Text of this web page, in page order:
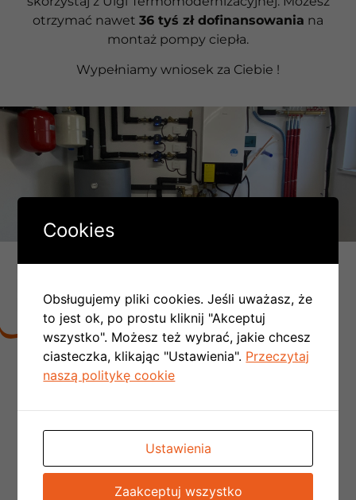
otrzymać nawet 36 tyś zł dofinansowania na
montaż pompy ciepła.
Wypełniamy wniosek za Ciebie !
DLACZEGO LICZBA MONTAŻY
PODWAJA:
Nie ma konieczności tworzenia kotłowni,
można zrezygnować z kominów
Nie ma konieczności doprowadzania
kosztownej instalacji gazowej do budynku
Cookies
Obsługujemy pliki cookies. Jeśli uważasz, że
to jest ok, po prostu kliknij "Akceptuj
wszystko". Możesz też wybrać, jakie chcesz
ciasteczka, klikając "Ustawienia". Przeczytaj
naszą politykę cookie
Ustawienia
Zaakceptuj wszystko